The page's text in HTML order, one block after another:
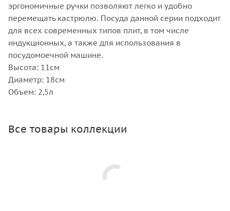
эргономичные ручки позволяют легко и удобно
перемещать кастрюлю. Посуда данной серии подходит
для всех современных типов плит, в том числе
индукционных, а также для использования в
посудомоечной машине.
Высота: 11см
Диаметр: 18см
Объем: 2,5л
Все товары коллекции